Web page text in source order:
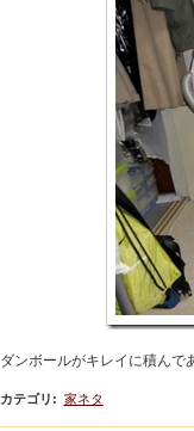
ダンボールがキレイに積んで
カテゴリ : 家ネタ